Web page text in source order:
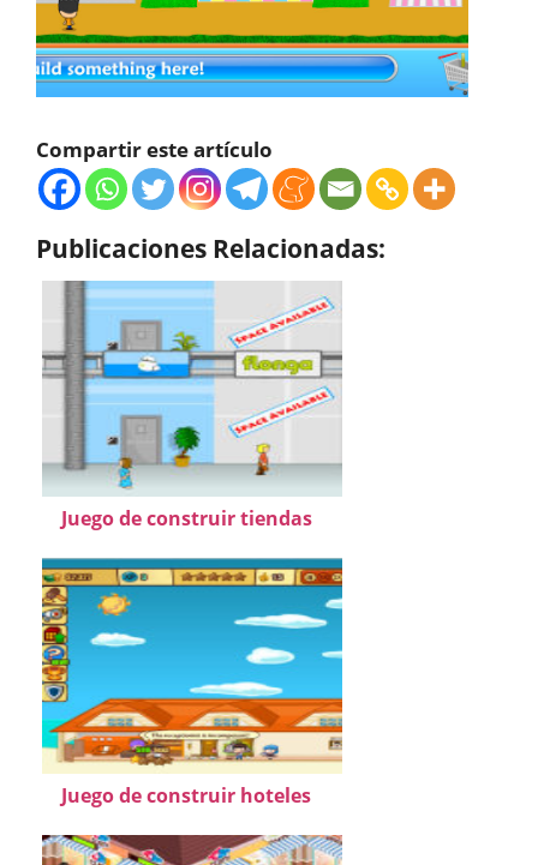
Compartir este artículo
Publicaciones Relacionadas:
Juego de construir tiendas
Juego de construir hoteles